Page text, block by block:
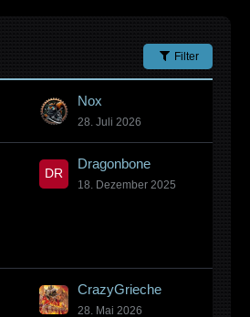
Filter
Nox
28. Juli 2026
Dragonbone
18. Dezember 2025
CrazyGrieche
28. Mai 2026